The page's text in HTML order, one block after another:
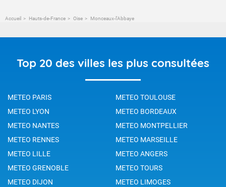
Accueil Hauts-de-France Oise Monceaux-l'Abbaye
Top 20 des villes les plus consultées
METEO PARIS
METEO TOULOUSE
METEO LYON
METEO BORDEAUX
METEO NANTES
METEO MONTPELLIER
METEO RENNES
METEO MARSEILLE
METEO LILLE
METEO ANGERS
METEO GRENOBLE
METEO TOURS
METEO DIJON
METEO LIMOGES